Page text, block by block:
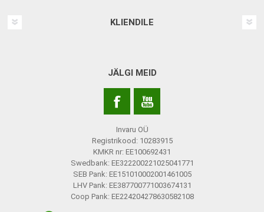
KLIENDILE
JÄLGI MEID
Invaru OÜ
Registrikood: 10283915
KMKR nr: EE100692431
Swedbank: EE322200221025041771
SEB Pank: EE151010002001461005
LHV Pank: EE387700771003674131
Coop Pank: EE224204278630582108